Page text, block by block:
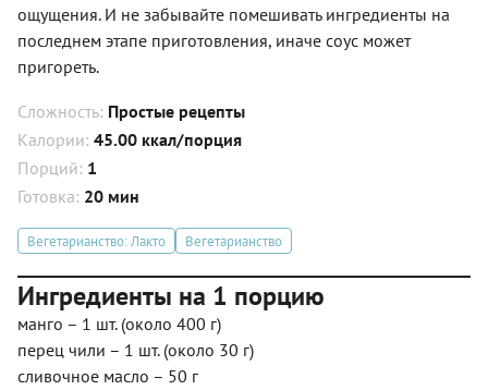
ощущения. И не забывайте помешивать ингредиенты на
последнем этапе приготовления, иначе соус может
пригореть.
Сложность: Простые рецепты
Калории: 45.00 ккал/порция
Порций: 1
Готовка: 20 мин
Вегетарианство: Лакто Вегетарианство
Ингредиенты на 1 порцию
манго – 1 шт. (около 400 г)
перец чили – 1 шт. (около 30 г)
сливочное масло – 50 г